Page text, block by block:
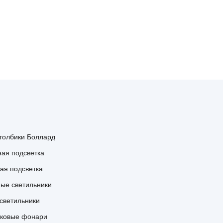
Боллард
подсветка
подсветка
светильники
фонари